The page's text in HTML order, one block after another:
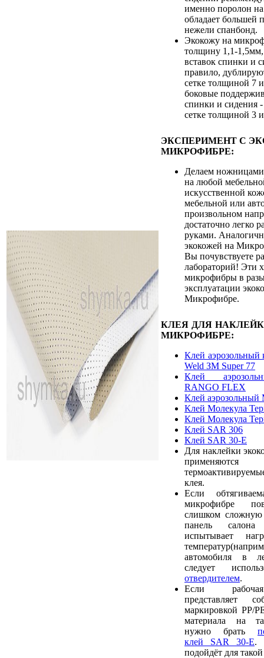
именно поролон на
обладает большей
нежели спанбонд.
Экокожу на
толщину 1,1-1,5мм,
вставок спинки и
правило,
сетке толщиной 7
боковые
спинки и сидения
сетке толщиной 3
ЭКСПЕРИМЕНТ С
МИКРОФИБРЕ:
Делаем
на любой
искусственной
мебельной или
произвольном
достаточно легко
руками.
экокожей на
Вы почувствуете
лабораторий! Эти
микрофибры в
эксплуатации
Микрофибре.
КЛЕЯ ДЛЯ
МИКРОФИБРЕ:
Клей аэрозольный
Weld ЗМ Super 77
Клей
RANGO FLEX
Клей аэрозольный
Клей Молекула
Клей Молекула
Клей SAR 306
Клей SAR 30-E
Для наклейки
клея.
Если
микрофибре
слишком
панель
испытывает
автомобиля в
следует
отвердителем.
Если
представляет
маркировкой PP/
материала на
нужно брать
клей SAR 30-E.
подойдёт для